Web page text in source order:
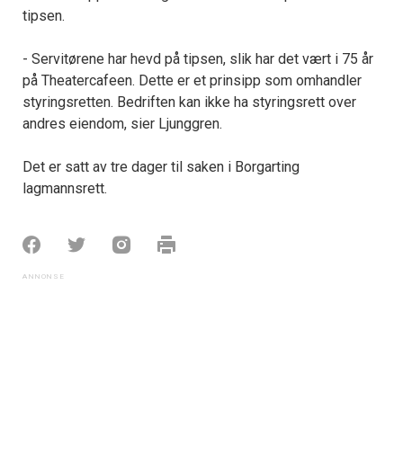
tipsen.
- Servitørene har hevd på tipsen, slik har det vært i 75 år
på Theatercafeen. Dette er et prinsipp som omhandler
styringsretten. Bedriften kan ikke ha styringsrett over
andres eiendom, sier Ljunggren.
Det er satt av tre dager til saken i Borgarting
lagmannsrett.